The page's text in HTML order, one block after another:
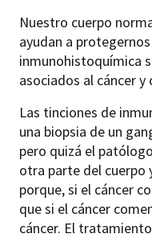
Nuestro cuerpo
ayudan a
inmunohistoquímica
asociados al cáncer
Las tinciones de
una biopsia de un
pero quizá el
otra parte del cuerpo
porque, si el cáncer
que si el cáncer
cáncer. El